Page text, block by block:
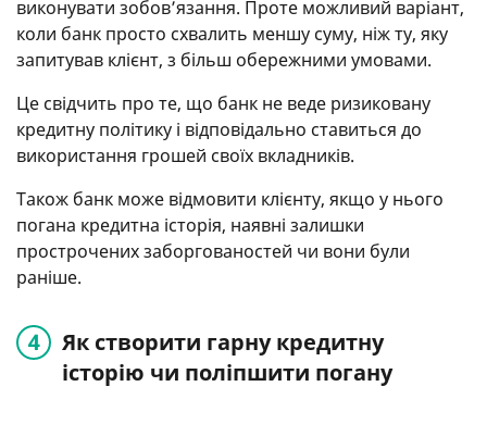
виконувати зобов’язання. Проте можливий варіант,
коли банк просто схвалить меншу суму, ніж ту, яку
запитував клієнт, з більш обережними умовами.
Це свідчить про те, що банк не веде ризиковану
кредитну політику і відповідально ставиться до
використання грошей своїх вкладників.
Також банк може відмовити клієнту, якщо у нього
погана кредитна історія, наявні залишки
прострочених заборгованостей чи вони були
раніше.
Як створити гарну кредитну
історію чи поліпшити погану